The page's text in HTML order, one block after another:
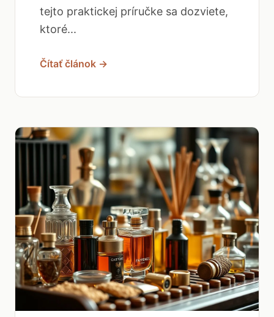
tejto praktickej príručke sa dozviete,
ktoré...
Čítať článok →